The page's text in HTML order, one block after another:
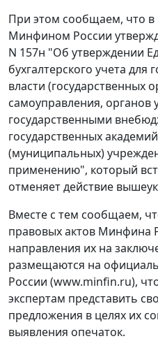
При этом сообщаем, что
Минфином России
N 157н "Об утверждении
бухгалтерского учета для
власти (государственных
самоуправления, органов
государственными
государственных
(муниципальных)
применению", который
отменяет действие
Вместе с тем сообщаем,
правовых актов Минфина
направления их на
размещаются на
России (www.minfin.ru),
экспертам представить
предложения в целях их
выявления опечаток.